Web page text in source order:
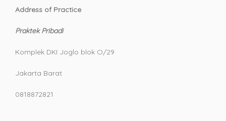
Address of Practice
Praktek Pribadi
Komplek DKI Joglo blok O/29
Jakarta Barat
0818872821